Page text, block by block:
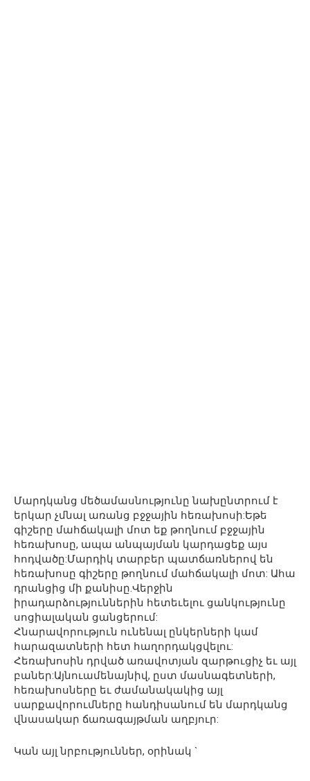
Մարդկանց մեծամասնությունը նախընտրում է
երկար չմնալ առանց բջջային հեռախոսի:Եթե ​​
գիշերը մահճակալի մոտ եք թողնում բջջային
հեռախոսը, ապա անպայման կարդացեք այս
հոդվածը:Մարդիկ տարբեր պատճառներով են
հեռախոսը գիշերը թողնում մահճակալի մոտ: Ահա
դրանցից մի քանիսը.Վերջին
իրադարձություններին հետեւելու ցանկությունը
սոցիալական ցանցերում:
Հնարավորություն ունենալ ընկերների կամ
հարազատների հետ հաղորդակցվելու:
Հեռախոսին դրված առավոտյան զարթուցիչ եւ այլ
բաներ:Այնուամենայնիվ, ըստ մասնագետների,
հեռախոսները եւ ժամանակակից այլ
սարքավորումները հանդիսանում են մարդկանց
վնասակար ճառագայթման աղբյուր:
Կան այլ նրբություններ, օրինակ `